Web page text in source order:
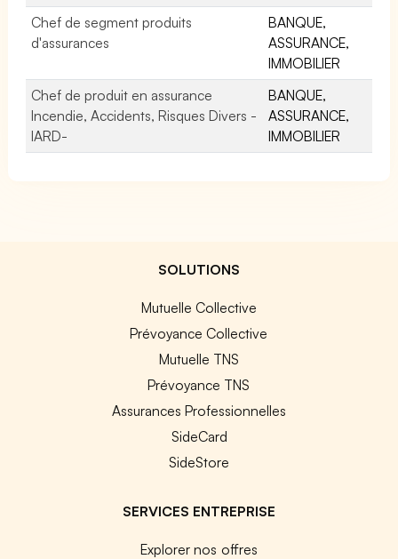
Chef de segment produits
d'assurances
BANQUE,
ASSURANCE,
IMMOBILIER
Chef de produit en assurance
Incendie, Accidents, Risques Divers -
IARD-
BANQUE,
ASSURANCE,
IMMOBILIER
SOLUTIONS
Mutuelle Collective
Prévoyance Collective
Mutuelle TNS
Prévoyance TNS
Assurances Professionnelles
SideCard
SideStore
SERVICES ENTREPRISE
Explorer nos offres